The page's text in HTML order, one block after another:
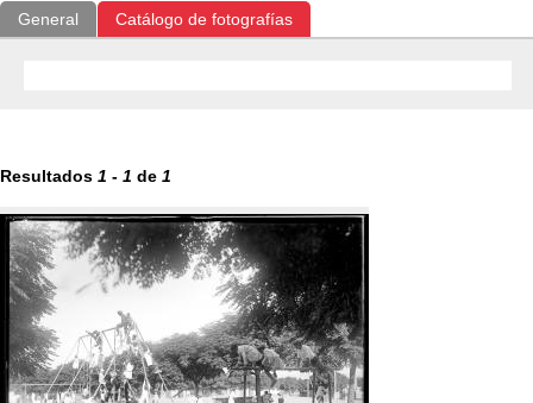
General Catálogo de fotografías
Resultados 1 - 1 de 1